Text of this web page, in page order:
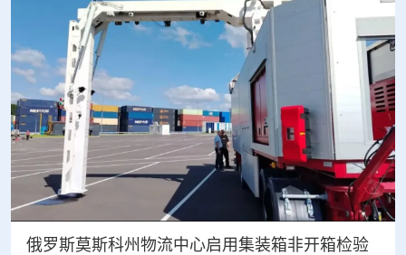
俄罗斯莫斯科州物流中心启用集装箱非开箱检验